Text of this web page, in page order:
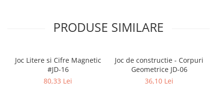
PRODUSE SIMILARE
Joc Litere si Cifre Magnetic
#JD-16
80,33 Lei
Joc de constructie - Corpuri
Geometrice JD-06
36,10 Lei